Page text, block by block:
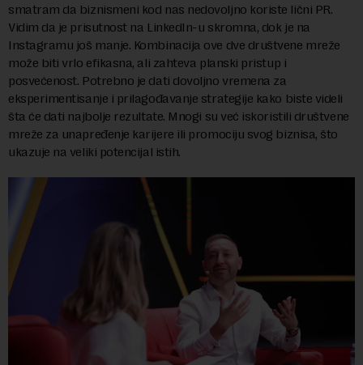
smatram da biznismeni kod nas nedovoljno koriste lični PR.
Vidim da je prisutnost na LinkedIn-u skromna, dok je na
Instagramu još manje. Kombinacija ove dve društvene mreže
može biti vrlo efikasna, ali zahteva planski pristup i
posvećenost. Potrebno je dati dovoljno vremena za
eksperimentisanje i prilagođavanje strategije kako biste videli
šta će dati najbolje rezultate. Mnogi su već iskoristili društvene
mreže za unapređenje karijere ili promociju svog biznisa, što
ukazuje na veliki potencijal istih.